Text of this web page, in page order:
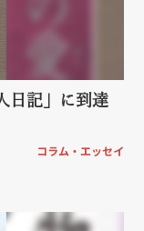
日記」に到達
コラム・エッセイ